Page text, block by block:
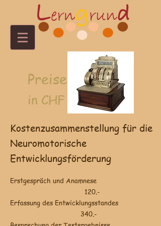
Preise
in CHF
Kostenzusammenstellung für die
Neuromotorische
Entwicklungsförderung
Erstgespräch und Anamnese
120.-
Erfassung des Entwicklungsstandes
340.-